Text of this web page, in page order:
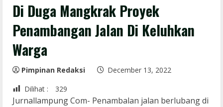
Di Duga Mangkrak Proyek
Penambangan Jalan Di Keluhkan
Warga
Pimpinan Redaksi
December 13, 2022
Dilihat :
329
Jurnallampung Com- Penambalan jalan berlubang di